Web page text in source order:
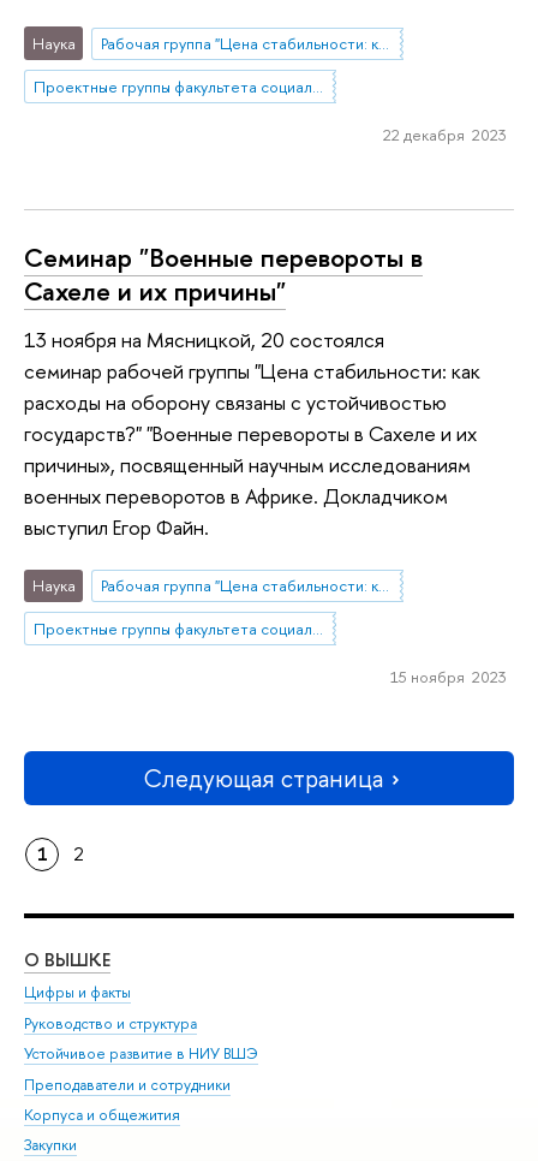
Наука
Рабочая группа "Цена стабильности: как расходы на оборону связаны с устойчивостью государств?"
Проектные группы факультета социальных наук
22 декабря 2023
Семинар "Военные перевороты в
Сахеле и их причины"
13 ноября на Мясницкой, 20 состоялся
семинар рабочей группы "Цена стабильности: как
расходы на оборону связаны с устойчивостью
государств?" "Военные перевороты в Сахеле и их
причины», посвященный научным исследованиям
военных переворотов в Африке. Докладчиком
выступил Егор Файн.
Наука
Рабочая группа "Цена стабильности: как расходы на оборону связаны с устойчивостью государств?"
Проектные группы факультета социальных наук
15 ноября 2023
Следующая страница
1 2
О ВЫШКЕ
Цифры и факты
Руководство и структура
Устойчивое развитие в НИУ ВШЭ
Преподаватели и сотрудники
Корпуса и общежития
Закупки